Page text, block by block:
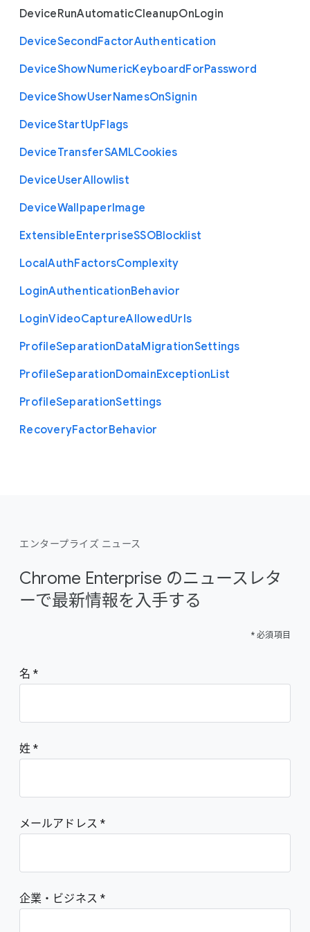
DeviceRunAutomaticCleanupOnLogin
DeviceSecondFactorAuthentication
DeviceShowNumericKeyboardForPassword
DeviceShowUserNamesOnSignin
DeviceStartUpFlags
DeviceTransferSAMLCookies
DeviceUserAllowlist
DeviceWallpaperImage
ExtensibleEnterpriseSSOBlocklist
LocalAuthFactorsComplexity
LoginAuthenticationBehavior
LoginVideoCaptureAllowedUrls
ProfileSeparationDataMigrationSettings
ProfileSeparationDomainExceptionList
ProfileSeparationSettings
RecoveryFactorBehavior
エンタープライズ ニュース
Chrome Enterprise のニュースレタ
ーで最新情報を入手する
* 必須項目
名
姓
メールアドレス
企業・ビジネス